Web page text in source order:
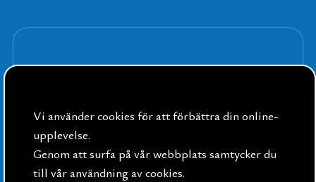
Vi använder cookies för att förbättra din online-
upplevelse.
Genom att surfa på vår webbplats samtycker du
till vår användning av cookies.